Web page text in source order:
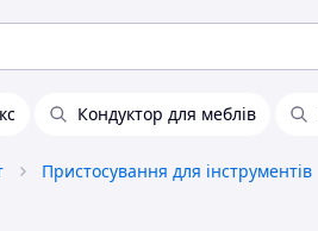
Кондуктор для меблів
Пристосування для інструментів